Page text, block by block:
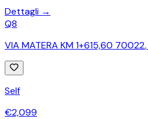
Dettagli →
Q8
VIA MATERA KM 1+615,60 70022,
Self
€2,099